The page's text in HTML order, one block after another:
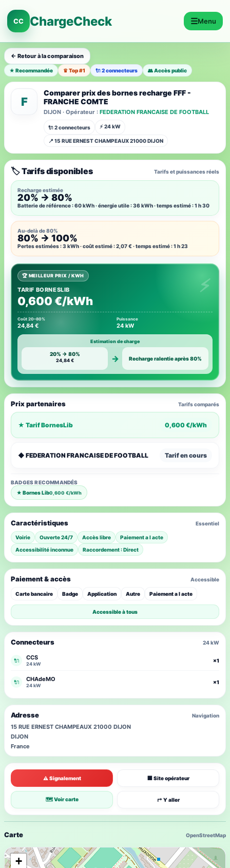
CC ChargeCheck ☰Menu
← Retour à la comparaison
★ Recommandée ♛ Top #1 🔌 2 connecteurs 👥 Accès public
F
Comparer prix des bornes recharge FFF -
FRANCHE COMTE
DIJON · Opérateur : FEDERATION FRANCAISE DE FOOTBALL
🔌 2 connecteurs ⚡ 24 kW
📍 15 RUE ERNEST CHAMPEAUX 21000 DIJON
Carte OpenStreetMap
+
🏷️ Tarifs disponibles Tarifs et puissances réels
Recharge estimée
20% → 80%
Batterie de référence : 60 kWh · énergie utile : 36 kWh · temps estimé : 1 h 30
Au-delà de 80%
80% → 100%
Pertes estimées : 3 kWh · coût estimé : 2,07 € · temps estimé : 1 h 23
🏆 MEILLEUR PRIX / KWH
TARIF BORNESLIB
0,600 €/kWh
Coût 20–80%
24,84 €
Puissance
24 kW
Estimation de charge
20% → 80%
24,84 € → Recharge ralentie après 80%
Prix partenaires Tarifs comparés
★ Tarif BornesLib 0,600 €/kWh
◆ FEDERATION FRANCAISE DE FOOTBALL Tarif en cours
BADGES RECOMMANDÉS
★ Bornes Lib0,600 €/kWh
⚠ Signalement 🏢 Site opérateur
🗺 Voir carte ↱ Y aller
Caractéristiques Essentiel
Voirie Ouverte 24/7 Accès libre
Paiement a l acte
Accessibilité inconnue
Raccordement : Direct
Connecteurs 24 kW
🔌 CCS
24 kW
×1
🔌 CHAdeMO
24 kW
×1
Paiement & accès Accessible
Carte bancaire Badge Application Autre Paiement a l acte
Accessible à tous
Adresse Navigation
15 RUE ERNEST CHAMPEAUX 21000 DIJON
DIJON
France